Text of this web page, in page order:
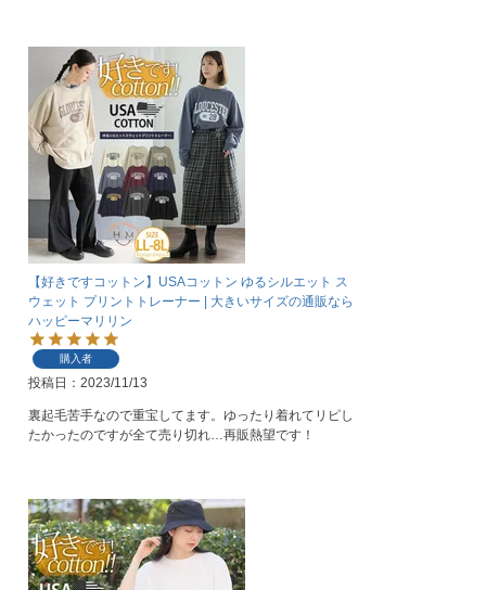
【好きですコットン】USAコットン ゆるシルエット ス
ウェット プリントトレーナー | 大きいサイズの通販なら
ハッピーマリリン
購入者
投稿日 2023/11/13
裏起毛苦手なので重宝してます。ゆったり着れてリピし
たかったのですが全て売り切れ…再販熱望です！